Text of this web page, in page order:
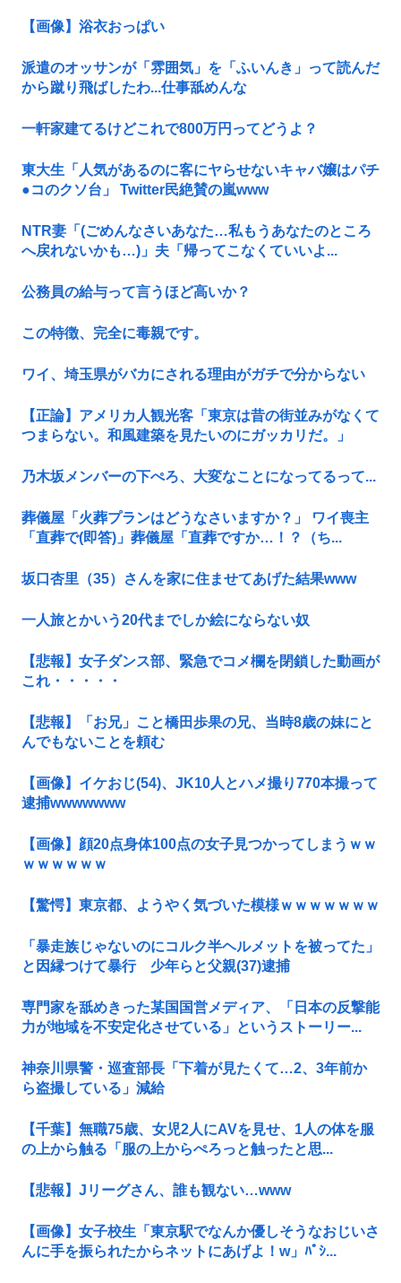
【画像】浴衣おっぱい
派遣のオッサンが「雰囲気」を「ふいんき」って読んだ
から蹴り飛ばしたわ...仕事舐めんな
一軒家建てるけどこれで800万円ってどうよ？
東大生「人気があるのに客にヤらせないキャバ嬢はパチ
●コのクソ台」 Twitter民絶賛の嵐www
NTR妻「(ごめんなさいあなた…私もうあなたのところ
へ戻れないかも…)」夫「帰ってこなくていいよ...
公務員の給与って言うほど高いか？
この特徴、完全に毒親です。
ワイ、埼玉県がバカにされる理由がガチで分からない
【正論】アメリカ人観光客「東京は昔の街並みがなくて
つまらない。和風建築を見たいのにガッカリだ。」
乃木坂メンバーの下ぺろ、大変なことになってるって...
葬儀屋「火葬プランはどうなさいますか？」 ワイ喪主
「直葬で(即答)」葬儀屋「直葬ですか…！？（ち...
坂口杏里（35）さんを家に住ませてあげた結果www
一人旅とかいう20代までしか絵にならない奴
【悲報】女子ダンス部、緊急でコメ欄を閉鎖した動画が
これ・・・・・
【悲報】「お兄」こと橋田歩果の兄、当時8歳の妹にと
んでもないことを頼む
【画像】イケおじ(54)、JK10人とハメ撮り770本撮って
逮捕wwwwwww
【画像】顔20点身体100点の女子見つかってしまうｗｗ
ｗｗｗｗｗｗ
【驚愕】東京都、ようやく気づいた模様ｗｗｗｗｗｗｗ
「暴走族じゃないのにコルク半ヘルメットを被ってた」
と因縁つけて暴行 少年らと父親(37)逮捕
専門家を舐めきった某国国営メディア、「日本の反撃能
力が地域を不安定化させている」というストーリー...
神奈川県警・巡査部長「下着が見たくて…2、3年前か
ら盗撮している」減給
【千葉】無職75歳、女児2人にAVを見せ、1人の体を服
の上から触る「服の上からぺろっと触ったと思...
【悲報】Jリーグさん、誰も観ない…www
【画像】女子校生「東京駅でなんか優しそうなおじいさ
んに手を振られたからネットにあげよ！w」ﾊﾟｼ...